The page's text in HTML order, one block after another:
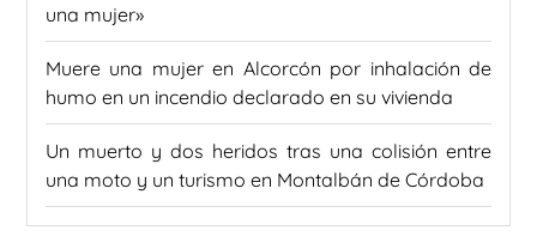
una mujer»
Muere una mujer en Alcorcón por inhalación de
humo en un incendio declarado en su vivienda
Un muerto y dos heridos tras una colisión entre
una moto y un turismo en Montalbán de Córdoba